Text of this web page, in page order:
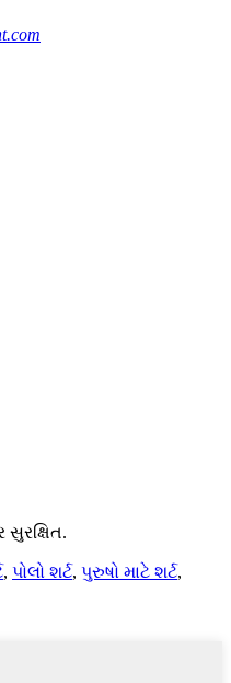
સુરક્ષિત.
, પોલો શર્ટ, પુરુષો માટે શર્ટ,